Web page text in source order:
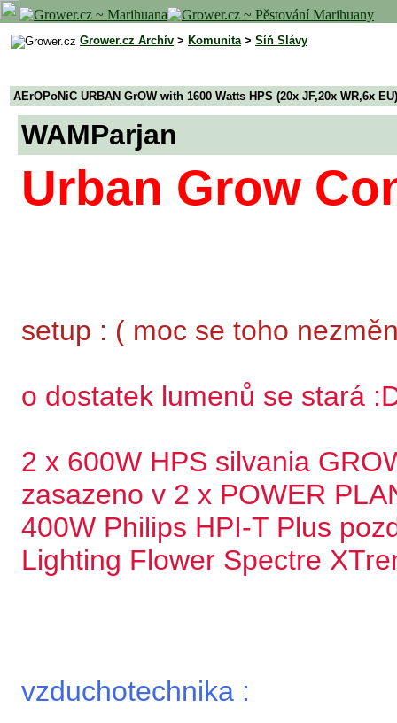
Grower.cz Archív > Komunita> Síň Slávy
AErOPoNiC URBAN GrOW with 1600 Watts HPS (20x JF,20x WR,6x EU)
WAMParjan
Urban Grow
setup : ( moc se toho
o dostatek lumenů se stará
2 x 600W HPS silvania
zasazeno v 2 x POWER
400W Philips HPI-T Plus
Lighting Flower Spectre
vzduchotechnika :